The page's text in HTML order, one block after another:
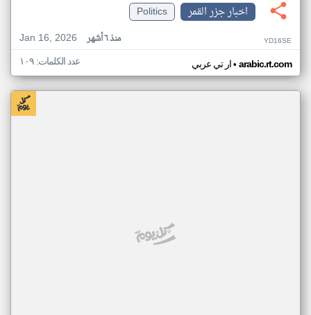
اخبار جزر القمر
Politics
Jan 16, 2026
منذ ٦ أشهر YD16SE
ار تي عربي• arabic.rt.com عدد الكلمات: ١٠٩